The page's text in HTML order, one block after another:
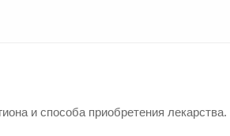
и способа приобретения лекарства.